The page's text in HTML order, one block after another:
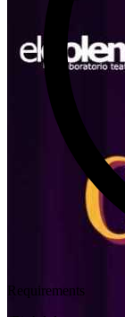
Requirements